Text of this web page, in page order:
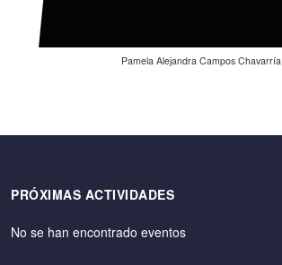
Pamela Alejandra Campos Chavarría
PRÓXIMAS ACTIVIDADES
No se han encontrado eventos